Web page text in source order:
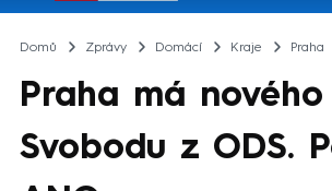
Pořady
Domů Zprávy Domácí Kraje Praha
Praha má
Svobodu z ODS.